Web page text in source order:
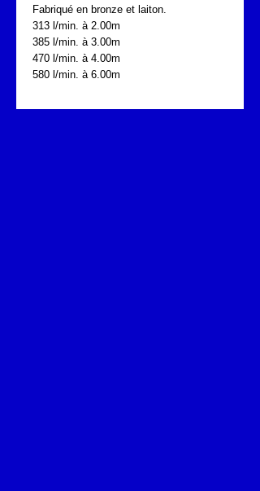
Fabriqué en bronze et laiton.
313 l/min. à 2.00m
385 l/min. à 3.00m
470 l/min. à 4.00m
580 l/min. à 6.00m